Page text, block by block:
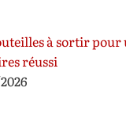
à sortir pour
réussi